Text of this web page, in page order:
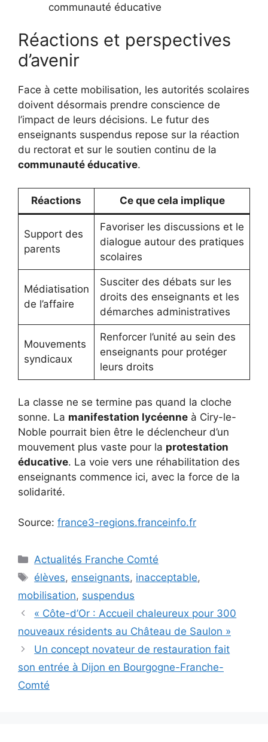
communauté éducative
Réactions et perspectives
d’avenir
Face à cette mobilisation, les autorités scolaires
doivent désormais prendre conscience de
l’impact de leurs décisions. Le futur des
enseignants suspendus repose sur la réaction
du rectorat et sur le soutien continu de la
communauté éducative.
Réactions Ce que cela implique
Support des
parents
Favoriser les discussions et le
dialogue autour des pratiques
scolaires
Médiatisation
de l’affaire
Susciter des débats sur les
droits des enseignants et les
démarches administratives
Mouvements
syndicaux
Renforcer l’unité au sein des
enseignants pour protéger
leurs droits
La classe ne se termine pas quand la cloche
sonne. La manifestation lycéenne à Ciry-le-
Noble pourrait bien être le déclencheur d’un
mouvement plus vaste pour la protestation
éducative. La voie vers une réhabilitation des
enseignants commence ici, avec la force de la
solidarité.
Source: france3-regions.franceinfo.fr
Catégories
Actualités Franche Comté
Étiquettes
élèves, enseignants, inacceptable,
mobilisation, suspendus
« Côte-d’Or : Accueil chaleureux pour 300
nouveaux résidents au Château de Saulon »
Un concept novateur de restauration fait
son entrée à Dijon en Bourgogne-Franche-
Comté